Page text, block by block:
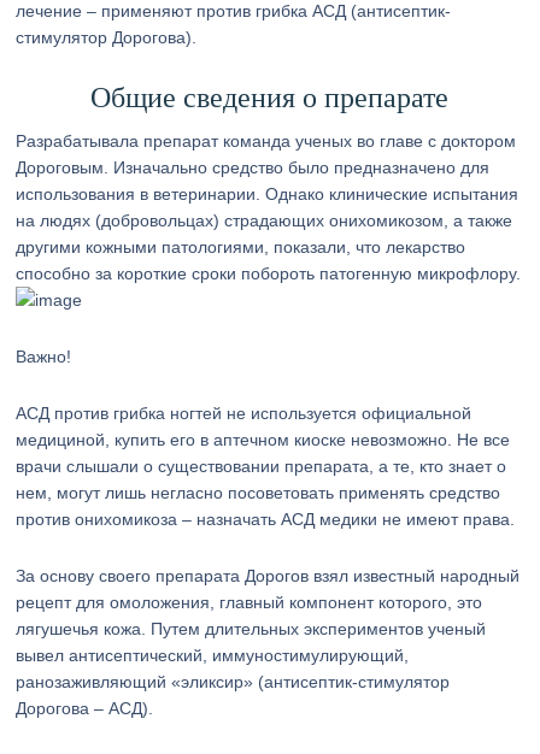
лечение – применяют против грибка АСД (антисептик-
стимулятор Дорогова).
Общие сведения о препарате
Разрабатывала препарат команда ученых во главе с доктором
Дороговым. Изначально средство было предназначено для
использования в ветеринарии. Однако клинические испытания
на людях (добровольцах) страдающих онихомикозом, а также
другими кожными патологиями, показали, что лекарство
способно за короткие сроки побороть патогенную микрофлору.
Важно!
АСД против грибка ногтей не используется официальной
медициной, купить его в аптечном киоске невозможно. Не все
врачи слышали о существовании препарата, а те, кто знает о
нем, могут лишь негласно посоветовать применять средство
против онихомикоза – назначать АСД медики не имеют права.
За основу своего препарата Дорогов взял известный народный
рецепт для омоложения, главный компонент которого, это
лягушечья кожа. Путем длительных экспериментов ученый
вывел антисептический, иммуностимулирующий,
ранозаживляющий «эликсир» (антисептик-стимулятор
Дорогова – АСД).